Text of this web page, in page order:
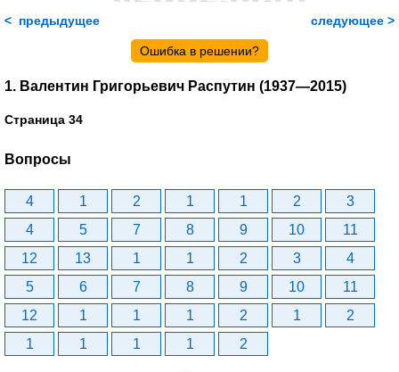
< предыдущее следующее >
Ошибка в решении?
1. Валентин Григорьевич Распутин (1937—2015)
Страница 34
Вопросы
4 1 2 1 1 2
3
4
5 7 8 9 10
11
12
13 1 1 2 3
4
5
6 7 8 9 10
11
12
1 1 1 2 1
2
1
1 1 1 2